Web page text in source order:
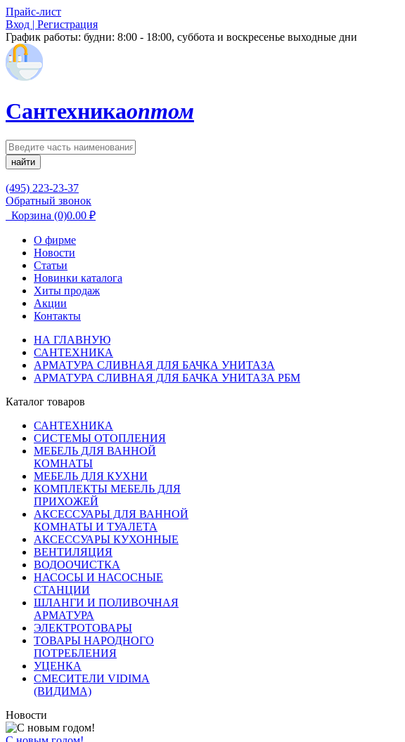
Прайс-лист
Вход | Регистрация
График работы: будни: 8:00 - 18:00, суббота и воскресенье выходные дни
Сантехникаоптом
найти
(495) 223-23-37
Обратный звонок
Корзина (0)0.00 ₽
О фирме
Новости
Статьи
Новинки каталога
Хиты продаж
Акции
Контакты
НА ГЛАВНУЮ
САНТЕХНИКА
АРМАТУРА СЛИВНАЯ ДЛЯ БАЧКА УНИТАЗА
АРМАТУРА СЛИВНАЯ ДЛЯ БАЧКА УНИТАЗА РБМ
Каталог товаров
САНТЕХНИКА
СИСТЕМЫ ОТОПЛЕНИЯ
МЕБЕЛЬ ДЛЯ ВАННОЙ
КОМНАТЫ
МЕБЕЛЬ ДЛЯ КУХНИ
КОМПЛЕКТЫ МЕБЕЛЬ ДЛЯ
ПРИХОЖЕЙ
АКСЕССУАРЫ ДЛЯ ВАННОЙ
КОМНАТЫ И ТУАЛЕТА
АКСЕССУАРЫ КУХОННЫЕ
ВЕНТИЛЯЦИЯ
ВОДООЧИСТКА
НАСОСЫ И НАСОСНЫЕ
СТАНЦИИ
ШЛАНГИ И ПОЛИВОЧНАЯ
АРМАТУРА
ЭЛЕКТРОТОВАРЫ
ТОВАРЫ НАРОДНОГО
ПОТРЕБЛЕНИЯ
УЦЕНКА
СМЕСИТЕЛИ VIDIMA
(ВИДИМА)
Новости